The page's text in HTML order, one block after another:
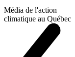
Média de l'action
climatique au Québec